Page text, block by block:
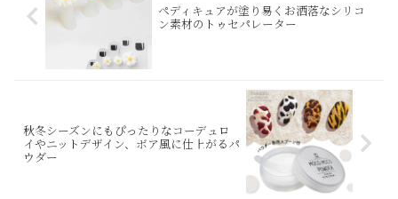
ペディキュアが塗り易くお洒落なシリコ
ン素材のトゥセパレーター
秋冬シーズンにもぴったりなコーデュロ
イやニットデザイン、ボア風に仕上がるパ
ウダー